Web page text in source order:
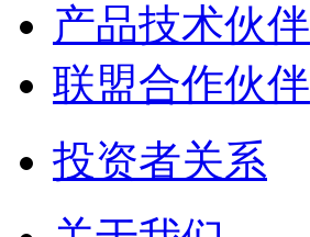
产品技术伙伴
联盟合作伙伴
投资者关系